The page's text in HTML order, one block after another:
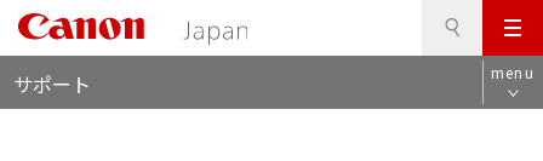
メ
ニ
ュ
サポート menu